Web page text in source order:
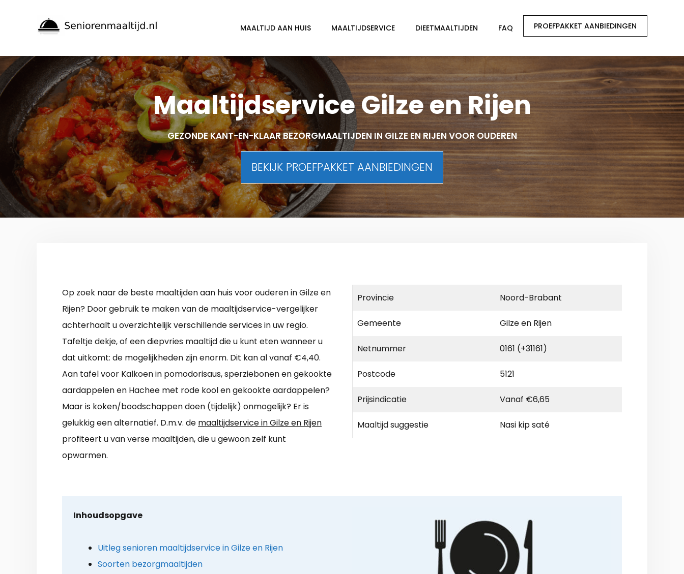
MAALTIJD AAN HUIS MAALTIJDSERVICE DIEETMAALTIJDEN FAQ PROEFPAKKET AANBIEDINGEN
Maaltijdservice Gilze en Rijen
GEZONDE KANT-EN-KLAAR BEZORGMAALTIJDEN IN GILZE EN RIJEN VOOR OUDEREN
BEKIJK PROEFPAKKET AANBIEDINGEN
Op zoek naar de beste maaltijden aan huis voor ouderen in Gilze en
Rijen? Door gebruik te maken van de maaltijdservice-vergelijker
achterhaalt u overzichtelijk verschillende services in uw regio.
Tafeltje dekje, of een diepvries maaltijd die u kunt eten wanneer u
dat uitkomt: de mogelijkheden zijn enorm. Dit kan al vanaf €4,40.
Aan tafel voor Kalkoen in pomodorisaus, sperziebonen en gekookte
aardappelen en Hachee met rode kool en gekookte aardappelen?
Maar is koken/boodschappen doen (tijdelijk) onmogelijk? Er is
gelukkig een alternatief. D.m.v. de maaltijdservice in Gilze en Rijen
profiteert u van verse maaltijden, die u gewoon zelf kunt
opwarmen.
Provincie Noord-Brabant
Gemeente Gilze en Rijen
Netnummer 0161 (+31161)
Postcode 5121
Prijsindicatie Vanaf €6,65
Maaltijd suggestie Nasi kip saté
Inhoudsopgave
Uitleg senioren maaltijdservice in Gilze en Rijen
Soorten bezorgmaaltijden